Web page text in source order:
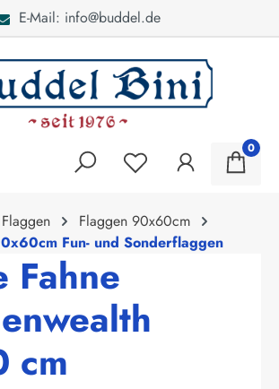
E-Mail: info@buddel.de
0
Flaggen
Flaggen 90x60cm
Fun- und Sonderflaggen
Fahne
cm